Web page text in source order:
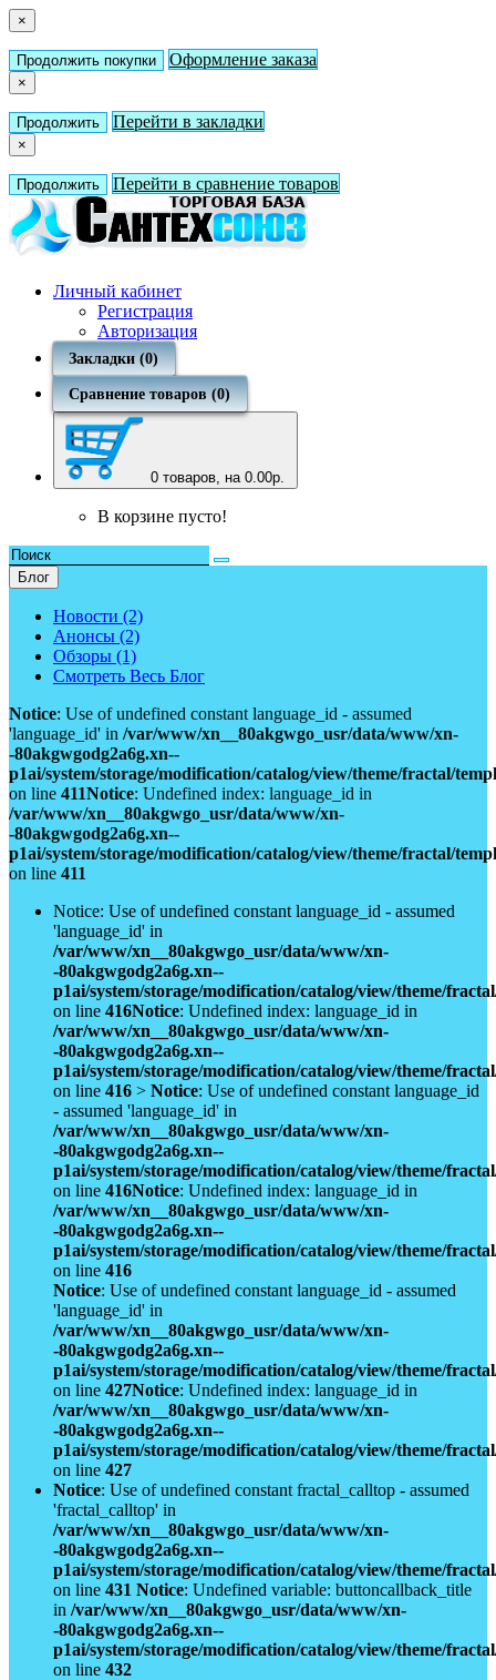
×
Продолжить покупки Оформление заказа
×
Продолжить Перейти в закладки
×
Продолжить Перейти в сравнение товаров
Личный кабинет
Регистрация
Авторизация
Закладки (0)
Сравнение товаров (0)
0 товаров, на 0.00р.
В корзине пусто!
Блог
Новости (2)
Анонсы (2)
Обзоры (1)
Смотреть Весь Блог
Notice: Use of undefined constant language_id - assumed
'language_id' in /var/www/xn__80akgwgo_usr/data/www/xn-
-80akgwgodg2a6g.xn--
p1ai/system/storage/modification/catalog/view/theme/fractal/
on line 411Notice: Undefined index: language_id in
/var/www/xn__80akgwgo_usr/data/www/xn-
-80akgwgodg2a6g.xn--
p1ai/system/storage/modification/catalog/view/theme/fractal/
on line 411
Notice: Use of undefined constant language_id - assumed
'language_id' in
/var/www/xn__80akgwgo_usr/data/www/xn-
-80akgwgodg2a6g.xn--
p1ai/system/storage/modification/catalog/view/theme/
on line 416Notice: Undefined index: language_id in
/var/www/xn__80akgwgo_usr/data/www/xn-
-80akgwgodg2a6g.xn--
p1ai/system/storage/modification/catalog/view/theme/
on line 416 > Notice: Use of undefined constant language_id
- assumed 'language_id' in
/var/www/xn__80akgwgo_usr/data/www/xn-
-80akgwgodg2a6g.xn--
p1ai/system/storage/modification/catalog/view/theme/
on line 416Notice: Undefined index: language_id in
/var/www/xn__80akgwgo_usr/data/www/xn-
-80akgwgodg2a6g.xn--
p1ai/system/storage/modification/catalog/view/theme/
on line 416
Notice: Use of undefined constant language_id - assumed
'language_id' in
/var/www/xn__80akgwgo_usr/data/www/xn-
-80akgwgodg2a6g.xn--
p1ai/system/storage/modification/catalog/view/theme/
on line 427Notice: Undefined index: language_id in
/var/www/xn__80akgwgo_usr/data/www/xn-
-80akgwgodg2a6g.xn--
p1ai/system/storage/modification/catalog/view/theme/
on line 427
Notice: Use of undefined constant fractal_calltop - assumed
'fractal_calltop' in
/var/www/xn__80akgwgo_usr/data/www/xn-
-80akgwgodg2a6g.xn--
p1ai/system/storage/modification/catalog/view/theme/
on line 431 Notice: Undefined variable: buttoncallback_title
in /var/www/xn__80akgwgo_usr/data/www/xn-
-80akgwgodg2a6g.xn--
p1ai/system/storage/modification/catalog/view/theme/
on line 432